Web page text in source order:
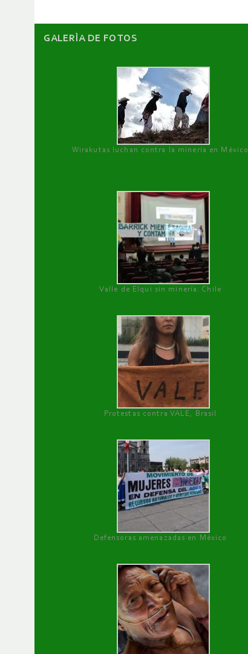
GALERÌA DE FOTOS
Wirakutas luchan contra la minería en México
Valle de Elqui sin minería. Chile
Protestas contra VALE, Brasil
Defensoras amenazadas en México